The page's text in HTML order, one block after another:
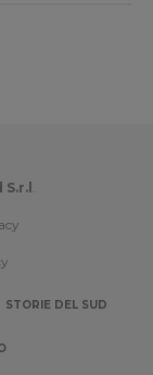
.
STORIE DEL SUD